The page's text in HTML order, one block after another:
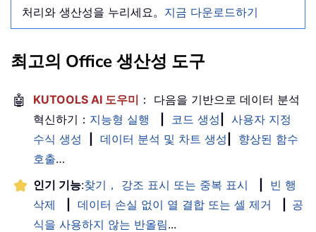
처리와 생산성을 누리세요。 지금 다운로드하기
최고의 Office 생산성 도구
🤖 KUTOOLS AI 도우미 ： 다음을 기반으로 데이터 분석
혁신하기： 지능형 실행 코드 생성
사용자 지정
수식 생성
데이터 분석 및 차트 생성
향상된 함수
호출…
인기 기능:찾기， 강조 표시 또는 중복 표시
빈 행
삭제
데이터 손실 없이 열 결합 또는 셀 제거
공
식을 사용하지 않는 반올림...